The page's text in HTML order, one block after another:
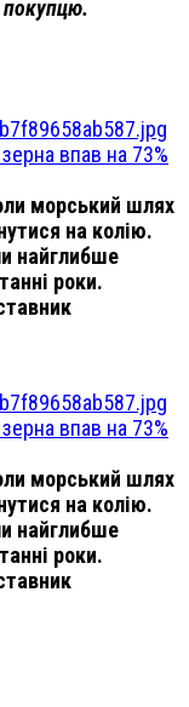
покупцю.
впав на 73%
морський шлях
на колію.
найглибше
роки.
впав на 73%
морський шлях
на колію.
найглибше
роки.